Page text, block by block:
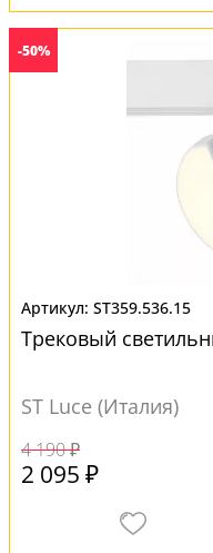
-50%
ST359.536.15
Трековый
ST Luce (Италия)
4 190 ₽
2 095 ₽